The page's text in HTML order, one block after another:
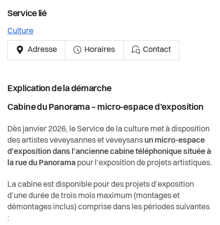
Règlements
Service lié
Culture
Adresse Horaires Contact
Explication de la démarche
Cabine du Panorama – micro-espace d’exposition
Dès janvier 2026, le Service de la culture met à disposition
des artistes veveysannes et veveysans un micro-espace
d’exposition dans l’ancienne cabine téléphonique située à
la rue du Panorama pour l’exposition de projets artistiques.
La cabine est disponible pour des projets d’exposition
d’une durée de trois mois maximum (montages et
démontages inclus) comprise dans les périodes suivantes
: